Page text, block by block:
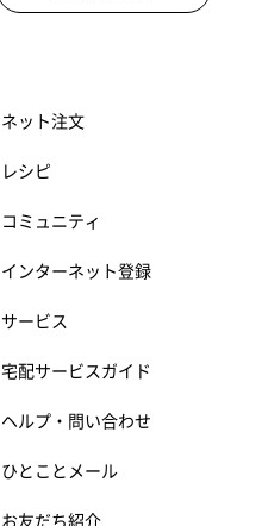
ネット注文
レシピ
コミュニティ
インターネット登録
サービス
宅配サービスガイド
ヘルプ・問い合わせ
ひとことメール
お友だち紹介